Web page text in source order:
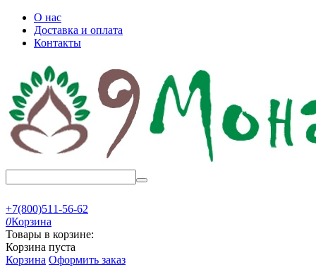
О нас
Доставка и оплата
Контакты
+7(800)511-56-62
0Корзина
Товары в корзине:
Корзина пуста
Корзина Оформить заказ